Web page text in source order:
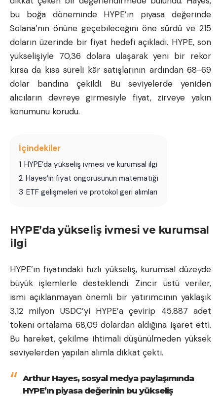
bu boğa döneminde HYPE’ın piyasa değerinde
Solana’nın önüne geçebileceğini öne sürdü ve 215
doların üzerinde bir fiyat hedefi açıkladı. HYPE, son
yükselişiyle 70,36 dolara ulaşarak yeni bir rekor
kırsa da kısa süreli kâr satışlarının ardından 68-69
dolar bandına çekildi. Bu seviyelerde yeniden
alıcıların devreye girmesiyle fiyat, zirveye yakın
konumunu korudu.
İçindekiler
1 HYPE’da yükseliş ivmesi ve kurumsal ilgi
2 Hayes’in fiyat öngörüsünün matematiği
3 ETF gelişmeleri ve protokol geri alımları
HYPE’da yükseliş ivmesi ve kurumsal
ilgi
HYPE’ın fiyatındaki hızlı yükseliş, kurumsal düzeyde
büyük işlemlerle desteklendi. Zincir üstü veriler,
ismi açıklanmayan önemli bir yatırımcının yaklaşık
3,12 milyon USDC’yi HYPE’a çevirip 45.887 adet
tokenı ortalama 68,09 dolardan aldığına işaret etti.
Bu hareket, çekilme ihtimali düşünülmeden yüksek
seviyelerden yapılan alımla dikkat çekti.
Arthur Hayes, sosyal medya paylaşımında
HYPE’ın piyasa değerinin bu yükseliş